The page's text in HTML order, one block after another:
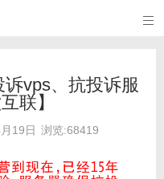

vps、抗投诉服
联】
19日 浏览:68419